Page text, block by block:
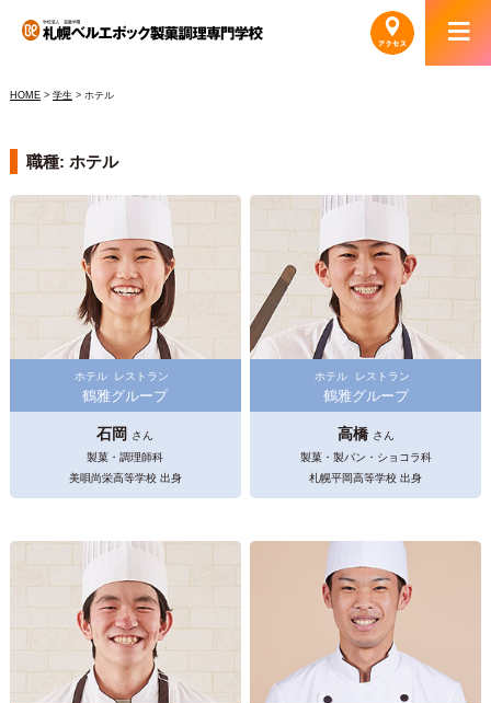
HOME> 学生 > ホテル
職種: ホテル
ホテル レストラン
鶴雅グループ
石岡
さん
製菓・調理師科
美唄尚栄高等学校 出身
ホテル レストラン
鶴雅グループ
高橋 さん
製菓・製パン・ショコラ科
札幌平岡高等学校 出身